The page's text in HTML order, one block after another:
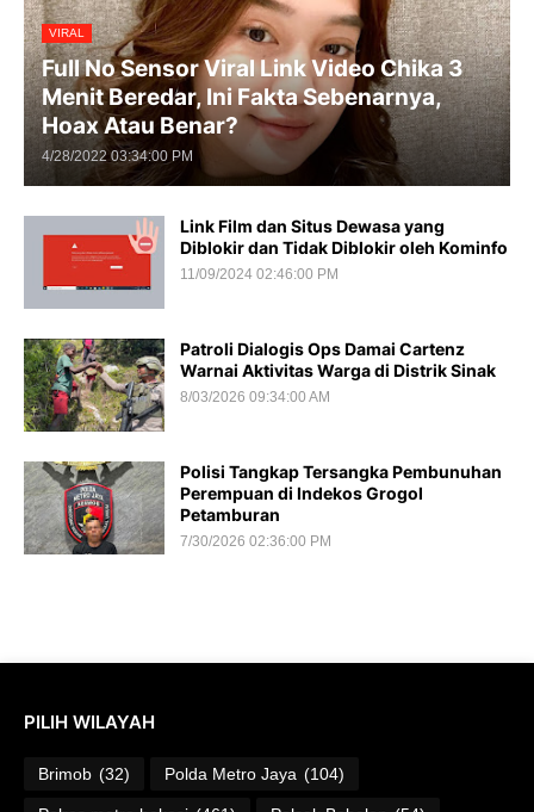
VIRAL
Full No Sensor Viral Link Video Chika 3
Menit Beredar, Ini Fakta Sebenarnya,
Hoax Atau Benar?
4/28/2022 03:34:00 PM
Link Film dan Situs Dewasa yang
Diblokir dan Tidak Diblokir oleh Kominfo
11/09/2024 02:46:00 PM
Patroli Dialogis Ops Damai Cartenz
Warnai Aktivitas Warga di Distrik Sinak
8/03/2026 09:34:00 AM
Polisi Tangkap Tersangka Pembunuhan
Perempuan di Indekos Grogol
Petamburan
7/30/2026 02:36:00 PM
PILIH WILAYAH
Brimob (32) Polda Metro Jaya (104)